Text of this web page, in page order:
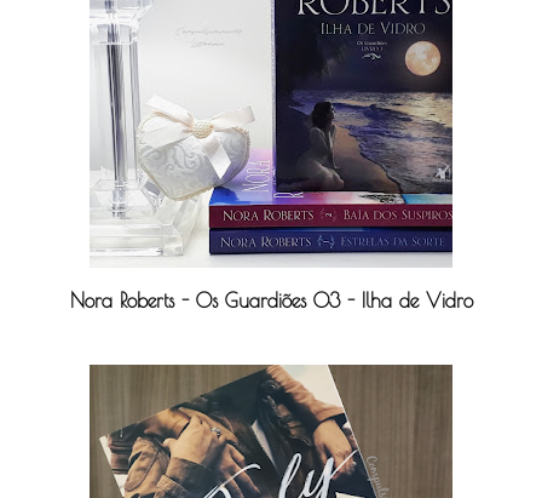
Nora Roberts - Os Guardiões 03 - Ilha de Vidro